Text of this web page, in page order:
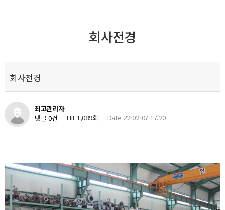
회사전경
회사전경
최고관리자
댓글 0건
Hit 1,089회 Date 22-02-07 17:20